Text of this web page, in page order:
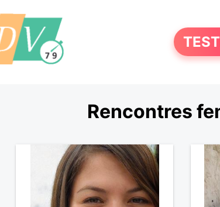
Rencontres